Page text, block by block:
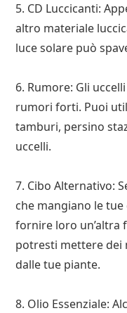
5. CD Luccicanti:
altro materiale
luce solare può
6. Rumore: Gli
rumori forti. Puoi
tamburi, persino
uccelli.
7. Cibo Alternativo:
che mangiano le
fornire loro un’altra
potresti mettere dei
dalle tue piante.
8. Olio Essenziale: